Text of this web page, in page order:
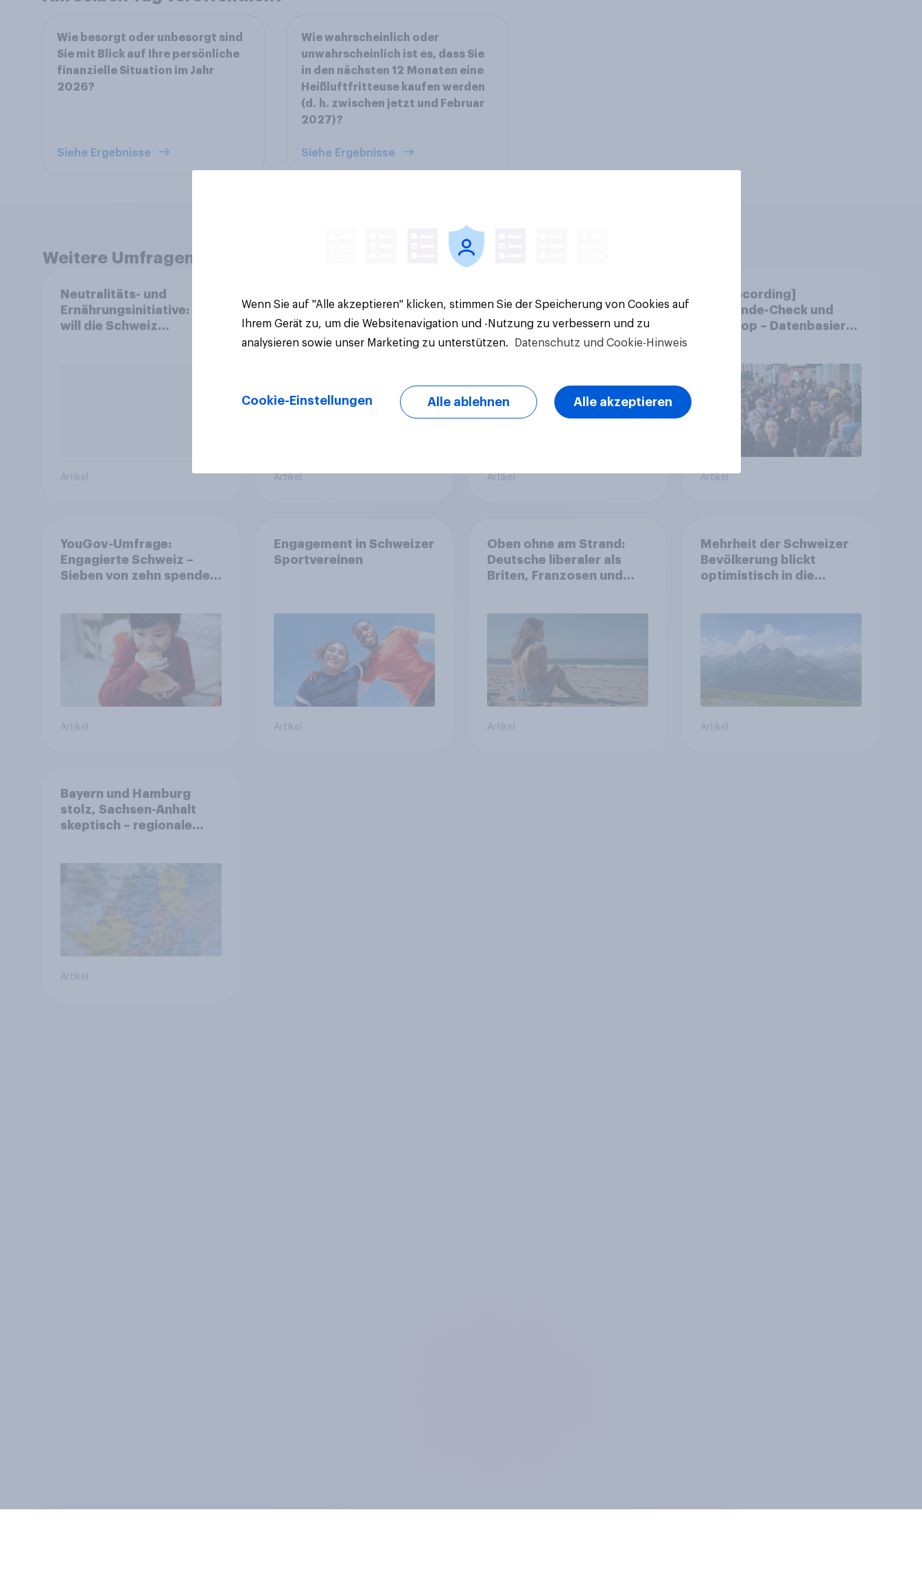
Wie besorgt oder unbesorgt sind
Sie mit Blick auf Ihre persönliche
finanzielle Situation im Jahr
2026?
Siehe Ergebnisse
Wie wahrscheinlich oder
unwahrscheinlich ist es, dass Sie
in den nächsten 12 Monaten eine
Heißluftfritteuse kaufen werden
(d. h. zwischen jetzt und Februar
2027)?
Siehe Ergebnisse
Weitere Umfragen anzeigen
Neutralitäts- und
Ernährungsinitiative: Wie
will die Schweiz
Artikel
2026: Zwischen Haltung
und Wirkung
Artikel
sprechen die Deutschen
eigentlich über Geld?
Artikel
[CH Recording]
Gemeinde-Check und
StratPop – Datenbasierte
Artikel
YouGov-Umfrage:
Engagierte Schweiz –
Sieben von zehn spenden,
Artikel
Engagement in Schweizer
Sportvereinen
Artikel
Oben ohne am Strand:
Deutsche liberaler als
Briten, Franzosen und
Artikel
Mehrheit der Schweizer
Bevölkerung blickt
optimistisch in die
Gesundheitswesen und
Altersvorsorge
Artikel
Bayern und Hamburg
stolz, Sachsen-Anhalt
skeptisch – regionale
Europa im Osten am
Artikel
Wenn Sie auf "Alle akzeptieren" klicken, stimmen Sie der Speicherung von Cookies auf
Ihrem Gerät zu, um die Websitenavigation und -Nutzung zu verbessern und zu
analysieren sowie unser Marketing zu unterstützen.
Datenschutz und Cookie-Hinweis
Cookie-Einstellungen Alle ablehnen Alle akzeptieren